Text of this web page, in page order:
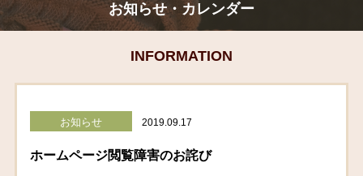
お知らせ・カレンダー
INFORMATION
お知らせ 2019.09.17
ホームページ閲覧障害のお詫び